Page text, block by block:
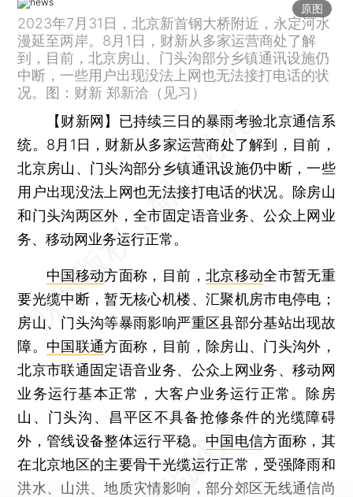
原图
2023年7月31日，北京新首钢大桥附近，永定河水
漫延至两岸。8月1日，财新从多家运营商处了解
到，目前，北京房山、门头沟部分乡镇通讯设施仍
中断，一些用户出现没法上网也无法接打电话的状
况。图：财新 郑新洽（见习）
【财新网】 已持续三日的暴雨考验北京通信系
统。8月1日，财新从多家运营商处了解到，目前，
北京房山、门头沟部分乡镇通讯设施仍中断，一些
用户出现没法上网也无法接打电话的状况。除房山
和门头沟两区外，全市固定语音业务、公众上网业
务、移动网业务运行正常。
中国移动方面称，目前， 北京移动全市暂无重
要光缆中断，暂无核心机楼、汇聚机房市电停电；
房山、门头沟等暴雨影响严重区县部分基站出现故
障。 中国联通方面称，目前，除房山、门头沟外，
北京市联通固定语音业务、公众上网业务、移动网
业务运行基本正常，大客户业务运行正常。除房
山、门头沟、昌平区不具备抢修条件的光缆障碍
外，管线设备整体运行平稳。 中国电信方面称，其
在北京地区的主要骨干光缆运行正常，受强降雨和
洪水、山洪、地质灾情影响，部分郊区无线通信尚